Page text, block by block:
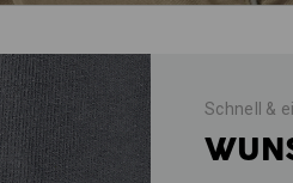
Schnell &